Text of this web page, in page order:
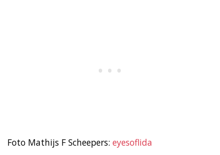
Foto Mathijs F Scheepers: eyesoflida